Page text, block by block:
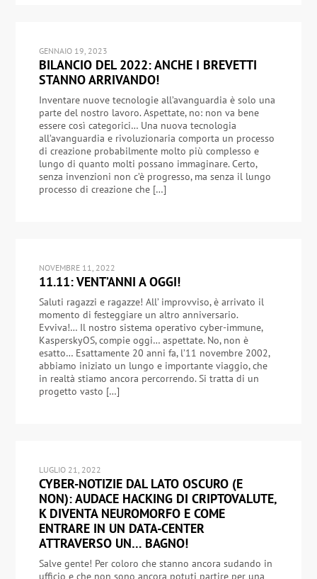
GENNAIO 19, 2023
BILANCIO DEL 2022: ANCHE I BREVETTI
STANNO ARRIVANDO!
Inventare nuove tecnologie all’avanguardia è solo una
parte del nostro lavoro. Aspettate, no: non va bene
essere così categorici… Una nuova tecnologia
all’avanguardia e rivoluzionaria comporta un processo
di creazione probabilmente molto più complesso e
lungo di quanto molti possano immaginare. Certo,
senza invenzioni non c’è progresso, ma senza il lungo
processo di creazione che […]
NOVEMBRE 11, 2022
11.11: VENT’ANNI A OGGI!
Saluti ragazzi e ragazze! All’ improvviso, è arrivato il
momento di festeggiare un altro anniversario.
Evviva!… Il nostro sistema operativo cyber-immune,
KasperskyOS, compie oggi… aspettate. No, non è
esatto… Esattamente 20 anni fa, l’11 novembre 2002,
abbiamo iniziato un lungo e importante viaggio, che
in realtà stiamo ancora percorrendo. Si tratta di un
progetto vasto […]
LUGLIO 21, 2022
CYBER-NOTIZIE DAL LATO OSCURO (E
NON): AUDACE HACKING DI CRIPTOVALUTE,
K DIVENTA NEUROMORFO E COME
ENTRARE IN UN DATA-CENTER
ATTRAVERSO UN… BAGNO!
Salve gente! Per coloro che stanno ancora sudando in
ufficio e che non sono ancora potuti partire per una